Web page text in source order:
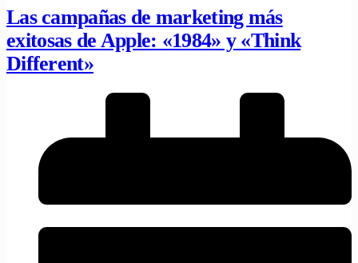
Las campañas de marketing más
exitosas de Apple: «1984» y «Think
Different»